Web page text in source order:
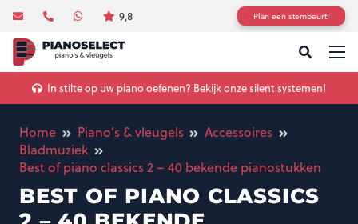
9,8 Plan een stembeurt!
In stilte op uw piano oefenen? Bekijk onze silent systemen!
Home Piano’s & vleugels
Accessoires
Bladmuziek
Best of piano classics 2 – 40 bekende pianostukken
BEST OF PIANO CLASSICS